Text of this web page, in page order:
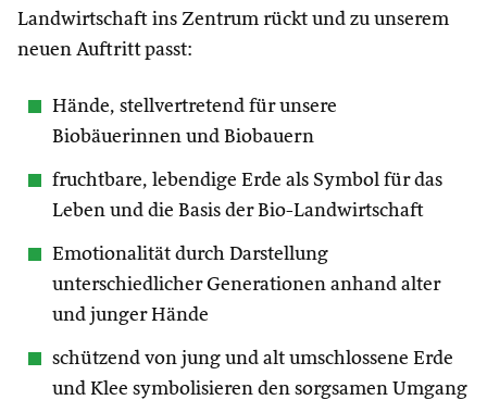
Landwirtschaft ins Zentrum rückt und zu unserem
neuen Auftritt passt:
Hände, stellvertretend für unsere
Biobäuerinnen und Biobauern
fruchtbare, lebendige Erde als Symbol für das
Leben und die Basis der Bio-Landwirtschaft
Emotionalität durch Darstellung
unterschiedlicher Generationen anhand alter
und junger Hände
schützend von jung und alt umschlossene Erde
und Klee symbolisieren den sorgsamen Umgang